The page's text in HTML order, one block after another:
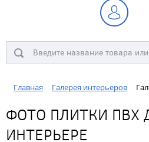
Главная Галерея интерьеров
ФОТО ПЛИТКИ ПВХ
ИНТЕРЬЕРЕ